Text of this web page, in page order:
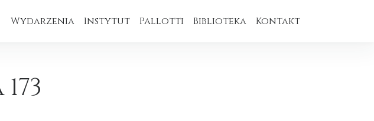
Wydarzenia Instytut Pallotti Biblioteka Kontakt